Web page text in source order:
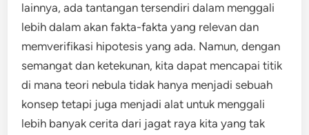
lainnya, ada tantangan tersendiri dalam menggali
lebih dalam akan fakta-fakta yang relevan dan
memverifikasi hipotesis yang ada. Namun, dengan
semangat dan ketekunan, kita dapat mencapai titik
di mana teori nebula tidak hanya menjadi sebuah
konsep tetapi juga menjadi alat untuk menggali
lebih banyak cerita dari jagat raya kita yang tak